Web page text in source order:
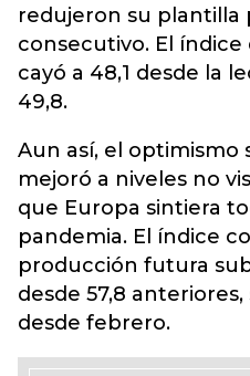
redujeron su plantilla
consecutivo. El
cayó a 48,1 desde la
49,8.
Aun así, el optimismo
mejoró a niveles no
que Europa sintiera
pandemia. El índice
producción futura
desde 57,8
desde febrero.